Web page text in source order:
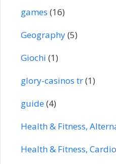
games (16)
Geography(5)
Giochi (1)
glory-casinos tr(1)
guide(4)
Health & Fitness,
Health & Fitness, Cardio